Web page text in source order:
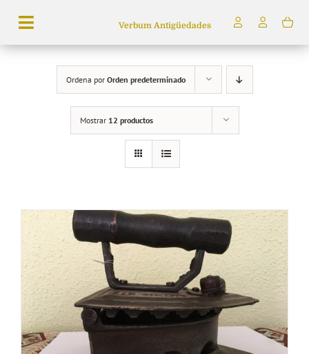
contenido
Toggle
Navigation
productos
Quiénes somos
Verbum Antigüedades
Ordena por Orden predeterminado
Mostrar 12 productos